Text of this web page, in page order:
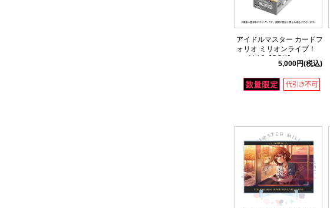
アイドルマスター カードフ
ォリオ ミリオンライブ！
ver. Vol.3【BOX】
5,000円(税込)